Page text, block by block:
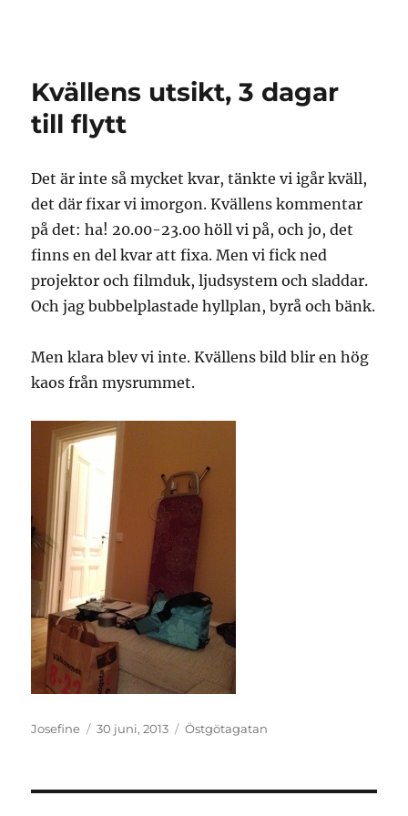
Kvällens utsikt, 3 dagar
till flytt
Det är inte så mycket kvar, tänkte vi igår kväll,
det där fixar vi imorgon. Kvällens kommentar
på det: ha! 20.00-23.00 höll vi på, och jo, det
finns en del kvar att fixa. Men vi fick ned
projektor och filmduk, ljudsystem och sladdar.
Och jag bubbelplastade hyllplan, byrå och bänk.
Men klara blev vi inte. Kvällens bild blir en hög
kaos från mysrummet.
Författare
Josefine
Publicerat
30 juni, 2013 Kategorier
Östgötagatan